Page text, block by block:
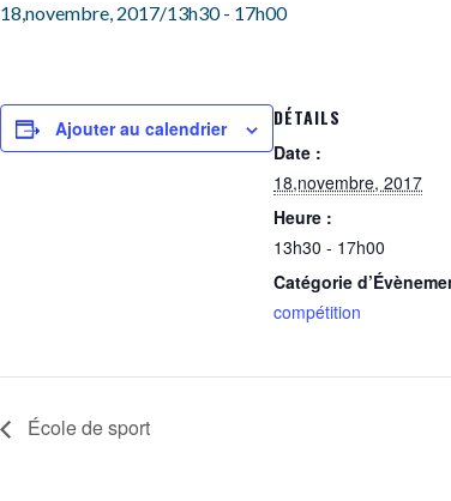
18,novembre, 2017/13h30- 17h00
Ajouter au calendrier DÉTAILS
Date :
18,novembre, 2017
Heure :
13h30 - 17h00
Catégorie
compétition
École de sport